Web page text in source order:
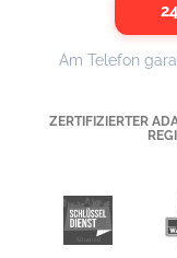
Am Telefon
ZERTIFIZIERTER